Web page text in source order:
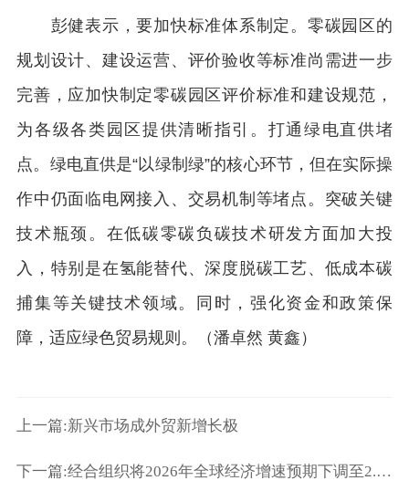
彭健表示，要加快标准体系制定。零碳园区的
规划设计、建设运营、评价验收等标准尚需进一步
完善，应加快制定零碳园区评价标准和建设规范，
为各级各类园区提供清晰指引。打通绿电直供堵
点。绿电直供是“以绿制绿”的核心环节，但在实际操
作中仍面临电网接入、交易机制等堵点。突破关键
技术瓶颈。在低碳零碳负碳技术研发方面加大投
入，特别是在氢能替代、深度脱碳工艺、低成本碳
捕集等关键技术领域。同时，强化资金和政策保
障，适应绿色贸易规则。（潘卓然 黄鑫）
上一篇:新兴市场成外贸新增长极
下一篇:经合组织将2026年全球经济增速预期下调至2.8%